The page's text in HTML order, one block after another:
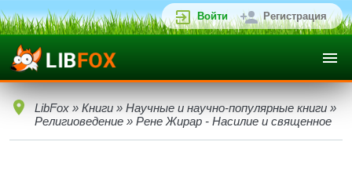
Войти Регистрация
LibFox » Книги » Научные и научно-популярные книги »
Религиоведение » Рене Жирар - Насилие и священное